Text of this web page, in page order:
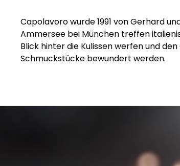
Capolavoro wurde 1991 von Gerhard
Ammersee bei München treffen
Blick hinter die Kulissen werfen und
Schmuckstücke bewundert werden.